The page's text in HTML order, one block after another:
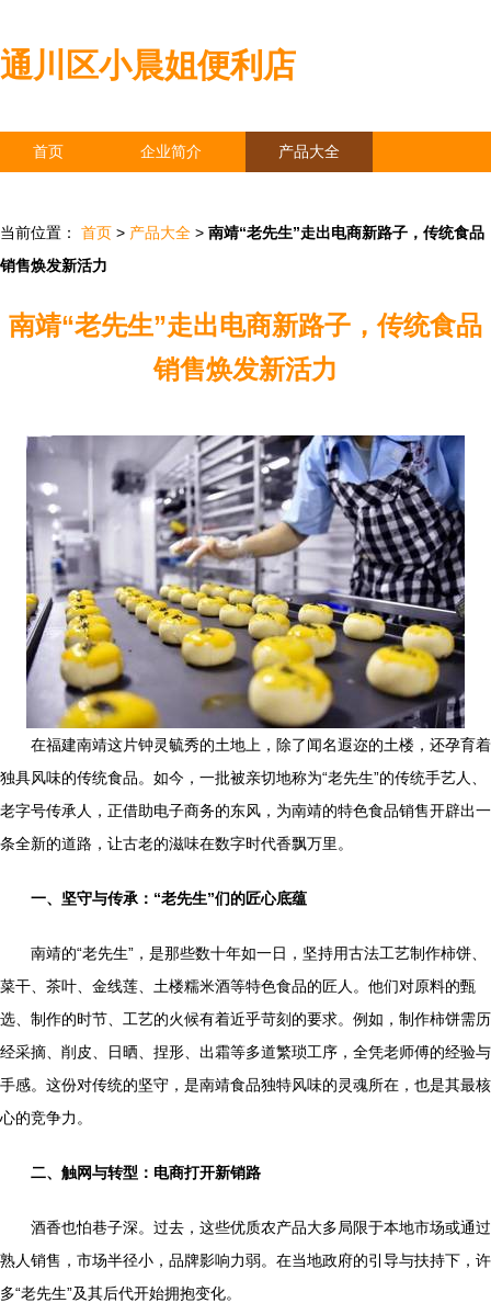
通川区小晨姐便利店
首页 企业简介 产品大全
当前位置： 首页 > 产品大全 > 南靖“老先生”走出电商新路子，传统食品
销售焕发新活力
南靖“老先生”走出电商新路子，传统食品
销售焕发新活力
在福建南靖这片钟灵毓秀的土地上，除了闻名遐迩的土楼，还孕育着
独具风味的传统食品。如今，一批被亲切地称为“老先生”的传统手艺人、
老字号传承人，正借助电子商务的东风，为南靖的特色食品销售开辟出一
条全新的道路，让古老的滋味在数字时代香飘万里。
一、坚守与传承：“老先生”们的匠心底蕴
南靖的“老先生”，是那些数十年如一日，坚持用古法工艺制作柿饼、
菜干、茶叶、金线莲、土楼糯米酒等特色食品的匠人。他们对原料的甄
选、制作的时节、工艺的火候有着近乎苛刻的要求。例如，制作柿饼需历
经采摘、削皮、日晒、捏形、出霜等多道繁琐工序，全凭老师傅的经验与
手感。这份对传统的坚守，是南靖食品独特风味的灵魂所在，也是其最核
心的竞争力。
二、触网与转型：电商打开新销路
酒香也怕巷子深。过去，这些优质农产品大多局限于本地市场或通过
熟人销售，市场半径小，品牌影响力弱。在当地政府的引导与扶持下，许
多“老先生”及其后代开始拥抱变化。